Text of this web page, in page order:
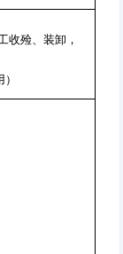
收殓、装卸，